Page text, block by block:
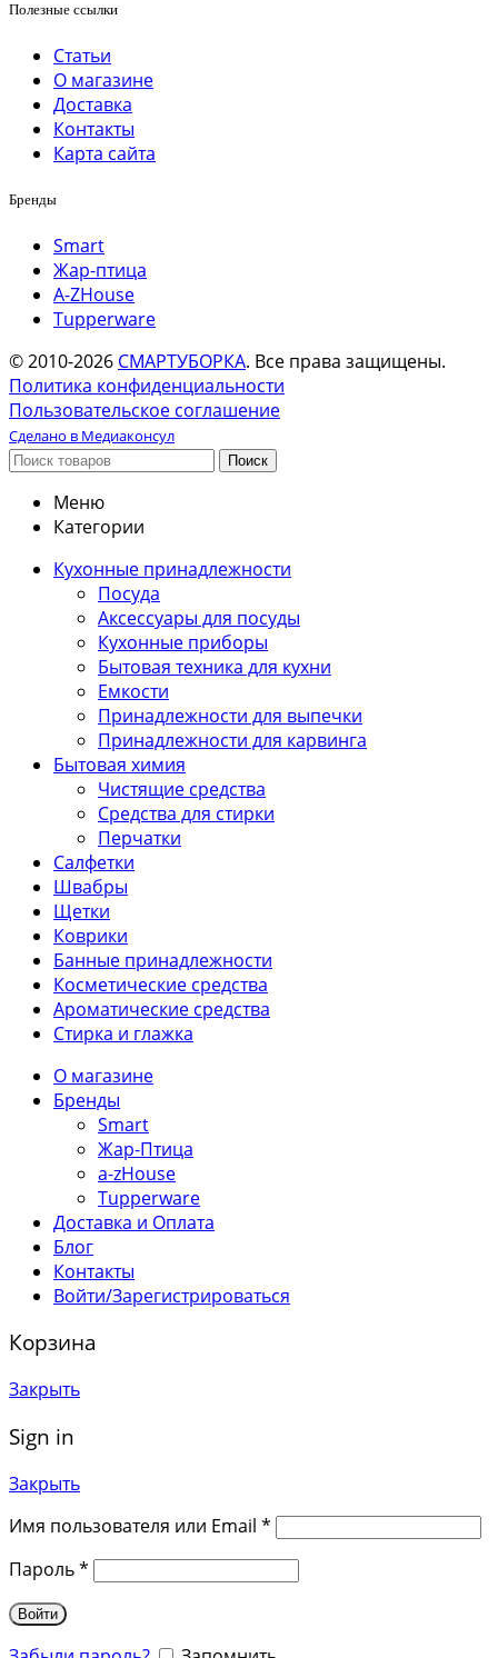
Полезные ссылки
Статьи
О магазине
Доставка
Контакты
Карта сайта
Бренды
Smart
Жар-птица
A-ZHouse
Tupperware
© 2010-2026 СМАРТУБОРКА. Все права защищены.
Политика конфиденциальности
Пользовательское соглашение
Сделано в Медиаконсул
Поиск
Меню
Категории
Кухонные принадлежности
Посуда
Аксессуары для посуды
Кухонные приборы
Бытовая техника для кухни
Емкости
Принадлежности для выпечки
Принадлежности для карвинга
Бытовая химия
Чистящие средства
Средства для стирки
Перчатки
Салфетки
Швабры
Щетки
Коврики
Банные принадлежности
Косметические средства
Ароматические средства
Стирка и глажка
О магазине
Бренды
Smart
Жар-Птица
a-zHouse
Tupperware
Доставка и Оплата
Блог
Контакты
Войти/Зарегистрироваться
Корзина
Закрыть
Sign in
Закрыть
Имя пользователя или Email *
Пароль*
Войти